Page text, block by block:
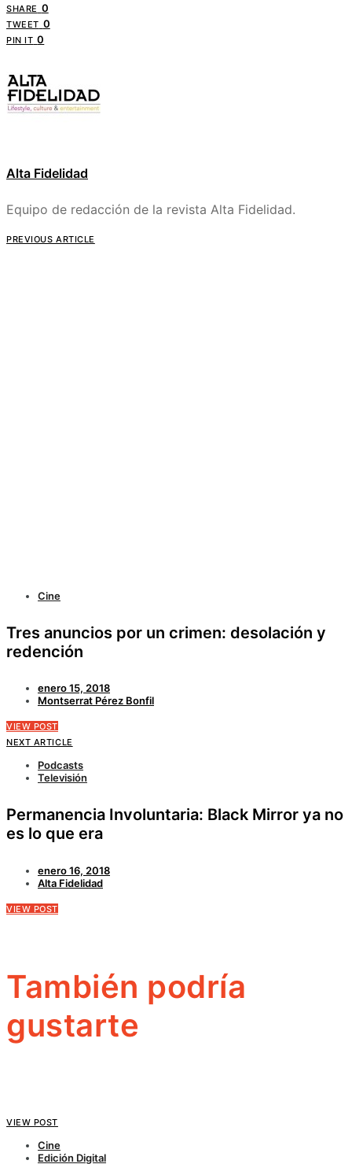
SHARE 0
TWEET 0
PIN IT 0
Alta Fidelidad
Equipo de redacción de la revista Alta Fidelidad.
PREVIOUS ARTICLE
Cine
Tres anuncios por un crimen: desolación y
redención
enero 15, 2018
Montserrat Pérez Bonfil
VIEW POST
NEXT ARTICLE
Podcasts
Televisión
Permanencia Involuntaria: Black Mirror ya no
es lo que era
enero 16, 2018
Alta Fidelidad
VIEW POST
También podría
gustarte
VIEW POST
Cine
Edición Digital